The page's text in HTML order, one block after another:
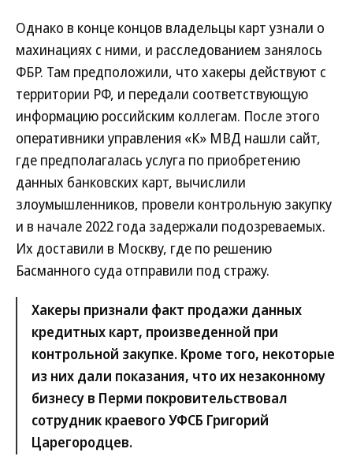
Однако в конце концов владельцы карт узнали о
махинациях с ними, и расследованием занялось
ФБР. Там предположили, что хакеры действуют с
территории РФ, и передали соответствующую
информацию российским коллегам. После этого
оперативники управления «К» МВД нашли сайт,
где предполагалась услуга по приобретению
данных банковских карт, вычислили
злоумышленников, провели контрольную закупку
и в начале 2022 года задержали подозреваемых.
Их доставили в Москву, где по решению
Басманного суда отправили под стражу.
Хакеры признали факт продажи данных
кредитных карт, произведенной при
контрольной закупке. Кроме того, некоторые
из них дали показания, что их незаконному
бизнесу в Перми покровительствовал
сотрудник краевого УФСБ Григорий
Царегородцев.